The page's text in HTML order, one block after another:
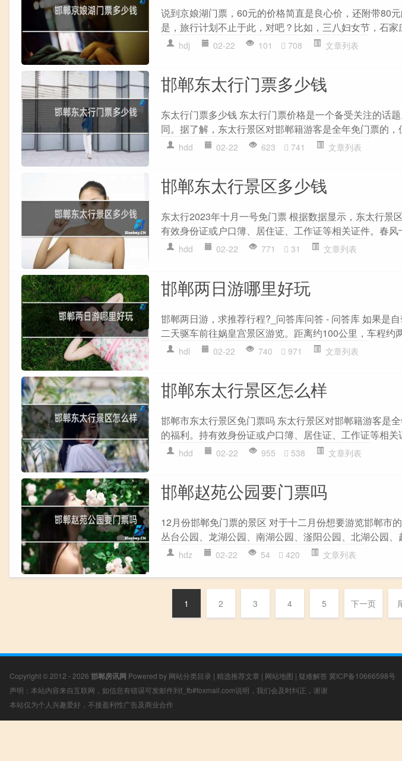
说到京娘湖门票，60元的价格简直是良心价，还附带80
是，旅行计划不止于此，对吧？比如，三八妇女节，石家
hdj 02-22 101 708 文章列表
邯郸东太行门票多少钱
东太行门票多少钱 东太行门票价格是一个备受关注的话
同。据了解，东太行景区对邯郸籍游客是全年免门票的，
hdd 02-22 623 741 文章列表
邯郸东太行景区多少钱
东太行2023年十月一号免门票 根据数据显示，东太行景
有效身份证或户口簿、居住证、工作证等相关证件。春风
hdd 02-22 771 31 文章列表
邯郸两日游哪里好玩
邯郸两日游，求推荐行程?_问答库问答 - 问答库 如果是
二天驱车前往娲皇宫景区游览。距离约100公里，车程约
hdl 02-22 740 971 文章列表
邯郸东太行景区怎么样
邯郸市东太行景区免门票吗 东太行景区对邯郸籍游客是
的福利。持有效身份证或户口簿、居住证、工作证等相关
hdd 02-22 955 538 文章列表
邯郸赵苑公园要门票吗
12月份邯郸免门票的景区 对于十二月份想要游览邯郸市
丛台公园、龙湖公园、南湖公园、滏阳公园、北湖公园、
hdz 02-22 54 420 文章列表
1 2 3 4 5 下一页
Copyright © 2012 - 2026 邯郸房讯网 Powered by 网站分类目录 | 精选推荐文章 | 网站地图 | 疑难解答 冀ICP备10666598号
声明：本站内容来自互联网，如信息有错误可发邮件到f_fb#foxmail.com说明，我们会及时纠正，谢谢
本站仅为个人兴趣爱好，不接盈利性广告及商业合作